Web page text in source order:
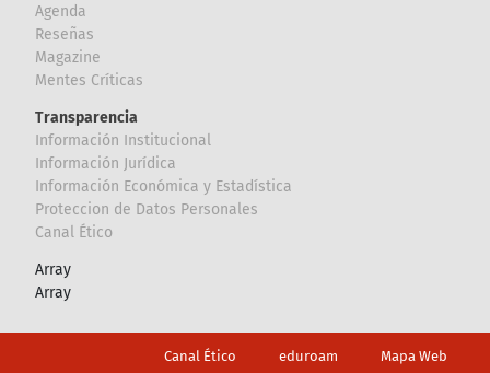
Agenda
Reseñas
Magazine
Mentes Críticas
Transparencia
Información Institucional
Información Jurídica
Información Económica y Estadística
Proteccion de Datos Personales
Canal Ético
Array
Array
Canal Ético eduroam Mapa Web